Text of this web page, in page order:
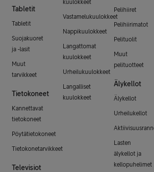
Tabletit
Tabletit
Suojakuoret
ja -lasit
Muut
tarvikkeet
Tietokoneet
Kannettavat
tietokoneet
Pöytätietokoneet
Tietokonetarvikkeet
Televisiot
kuulokkeet
Vastamelukuulokkeet
Nappikuulokkeet
Langattomat
kuulokkeet
Urheilukuulokkeet
Langalliset
kuulokkeet
Pelihiiret
Pelihiirimatot
Pelituolit
Muut
pelituotteet
Älykellot
Älykellot
Urheilukellot
Lasten
älykellot ja
kellopuhelimet